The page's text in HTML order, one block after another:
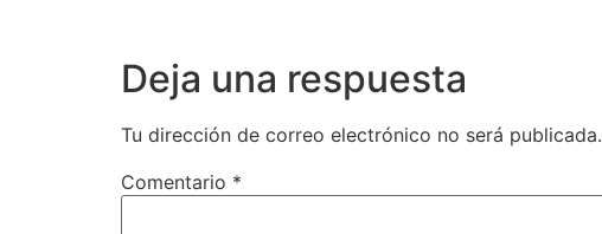
Deja una respuesta
Tu dirección de correo electrónico no será publicada.
Comentario *